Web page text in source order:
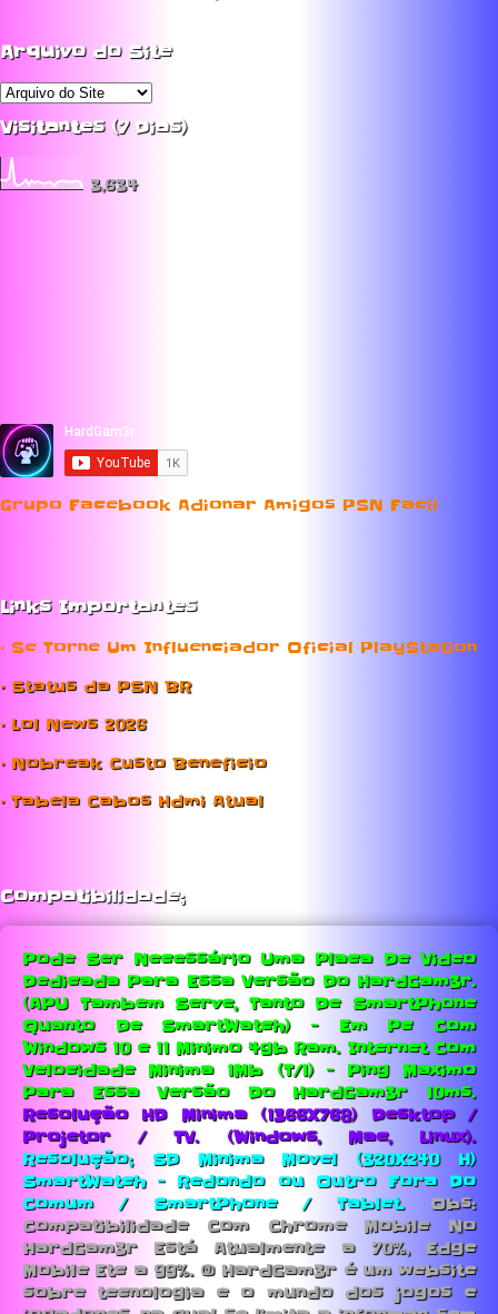
Arquivo do Site
Visitantes (7 Dias)
3,634
Grupo Facebook Adionar Amigos PSN Facil
Links Importantes
• Se Torne Um Influenciador Oficial PlayStation
• Status da PSN BR
• Lol News 2026
• Nobreak Custo Beneficio
• Tabela Cabos Hdmi Atual
Compatibilidade;
Pode Ser Necessário Uma Placa De Video
Dedicada Para Essa Versão Do HardGam3r.
(APU Tambem Serve, Tanto De SmartPhone
Quanto De SmartWatch) - Em Pc Com
Windows 10 e 11 Minimo 4gb Ram. Internet Com
Velocidade Minima 1Mb (T/1) - Ping Maximo
Para Essa Versão Do HardGam3r 10ms.
Resolução HD Minima (1366X768) Desktop /
Projetor / TV. (Windows, Mac, Linux).
Resolução; SD Minima Movel (320X240 H)
SmartWatch - Redondo ou Outro Fora Do
Comum / SmartPhone / Tablet.Obs:
Compatibilidade Com Chrome Mobile No
HardGam3r Está Atualmente a 70%, Edge
Mobile Etc a 99%. © HardGam3r é um website
sobre tecnologia e o mundo dos jogos e